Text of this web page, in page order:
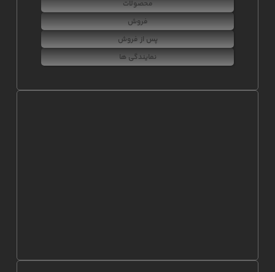
محصولات
فروش
پس از فروش
نمایندگی ها